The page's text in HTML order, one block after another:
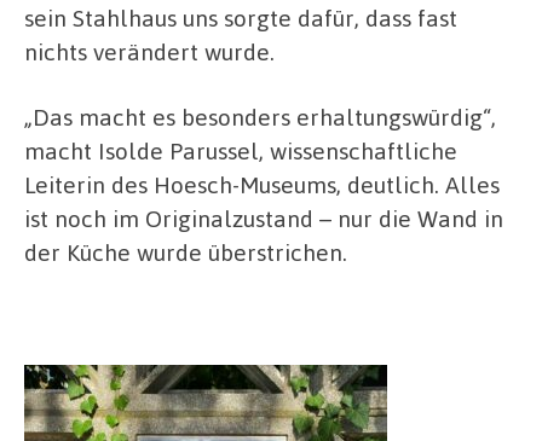
sein Stahlhaus uns sorgte dafür, dass fast
nichts verändert wurde.
„Das macht es besonders erhaltungswürdig“,
macht Isolde Parussel, wissenschaftliche
Leiterin des Hoesch-Museums, deutlich. Alles
ist noch im Originalzustand – nur die Wand in
der Küche wurde überstrichen.